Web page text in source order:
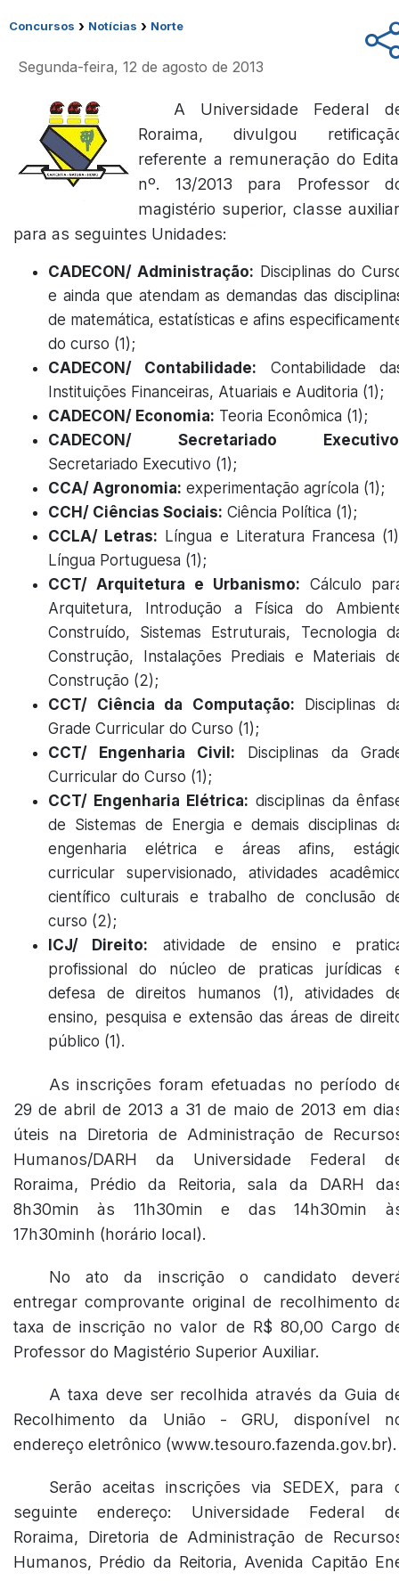
Concursos › Notícias › Norte
Segunda-feira, 12 de agosto de 2013
A Universidade Federal
Roraima, divulgou
referente a remuneração do
nº. 13/2013 para Professor
magistério superior, classe
para as seguintes Unidades:
CADECON/ Administração: Disciplinas do
e ainda que atendam as demandas das
de matemática, estatísticas e afins
do curso (1);
CADECON/ Contabilidade: Contabilidade
Instituições Financeiras, Atuariais e Auditoria (1);
CADECON/ Economia: Teoria Econômica (1);
CADECON/ Secretariado
Secretariado Executivo (1);
CCA/ Agronomia: experimentação agrícola (1);
CCH/ Ciências Sociais: Ciência Política (1);
CCLA/ Letras: Língua e Literatura Francesa
Língua Portuguesa (1);
CCT/ Arquitetura e Urbanismo: Cálculo
Arquitetura, Introdução a Física do
Construído, Sistemas Estruturais, Tecnologia
Construção, Instalações Prediais e Materiais
Construção (2);
CCT/ Ciência da Computação: Disciplinas
Grade Curricular do Curso (1);
CCT/ Engenharia Civil: Disciplinas da
Curricular do Curso (1);
CCT/ Engenharia Elétrica: disciplinas da
de Sistemas de Energia e demais disciplinas
engenharia elétrica e áreas afins,
curricular supervisionado, atividades
científico culturais e trabalho de conclusão
curso (2);
ICJ/ Direito: atividade de ensino e
profissional do núcleo de praticas jurídicas
defesa de direitos humanos (1), atividades
ensino, pesquisa e extensão das áreas de
público (1).
As inscrições foram efetuadas no período
29 de abril de 2013 a 31 de maio de 2013 em
úteis na Diretoria de Administração de
Humanos/DARH da Universidade Federal
Roraima, Prédio da Reitoria, sala da DARH
8h30min às 11h30min e das 14h30min
17h30minh (horário local).
No ato da inscrição o candidato
entregar comprovante original de recolhimento
taxa de inscrição no valor de R$ 80,00 Cargo
Professor do Magistério Superior Auxiliar.
A taxa deve ser recolhida através da Guia
Recolhimento da União - GRU, disponível
endereço eletrônico (www.tesouro.fazenda.gov.br).
Serão aceitas inscrições via SEDEX, para
seguinte endereço: Universidade Federal
Roraima, Diretoria de Administração de
Humanos, Prédio da Reitoria, Avenida Capitão